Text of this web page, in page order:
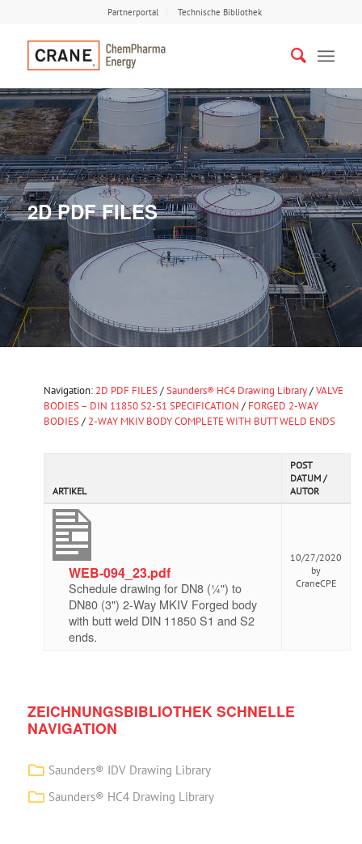
Partnerportal Technische Bibliothek
2D PDF FILES
Navigation: 2D PDF FILES/Saunders® HC4 Drawing Library/VALVE
BODIES – DIN 11850 S2-S1 SPECIFICATION / FORGED 2-WAY
BODIES/ 2-WAY MKIV BODY COMPLETE WITH BUTT WELD ENDS
ARTIKEL
POST
DATUM /
AUTOR
WEB-094_23.pdf
Schedule drawing for DN8 (¼") to
DN80 (3") 2-Way MKIV Forged body
with butt weld DIN 11850 S1 and S2
ends.
10/27/2020
by
CraneCPE
ZEICHNUNGSBIBLIOTHEK SCHNELLE
NAVIGATION
Saunders® IDV Drawing Library
Saunders® HC4 Drawing Library